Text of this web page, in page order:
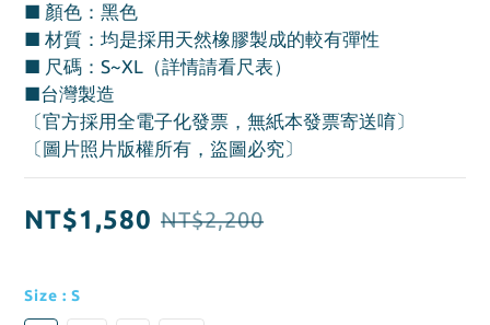
■ 顏色：黑色
■ 材質：均是採用天然橡膠製成的較有彈性
■ 尺碼：S~XL（詳情請看尺表）
■台灣製造
〔官方採用全電子化發票，無紙本發票寄送唷〕
〔圖片照片版權所有，盜圖必究〕
NT$1,580 NT$2,200
Size : S